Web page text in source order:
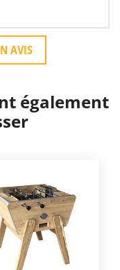
AVIS
également